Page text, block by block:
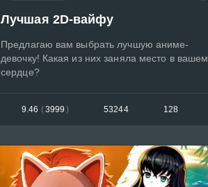
Лучшая 2D-вайфу
Предлагаю вам выбрать лучшую аниме-
девочку! Какая из них заняла место в вашем
сердце?
9.46 (3999 ) 53244 128